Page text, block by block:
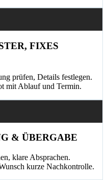
FIXES
prüfen, Details festlegen.
mit Ablauf und Termin.
& ÜBERGABE
klare Absprachen.
kurze Nachkontrolle.